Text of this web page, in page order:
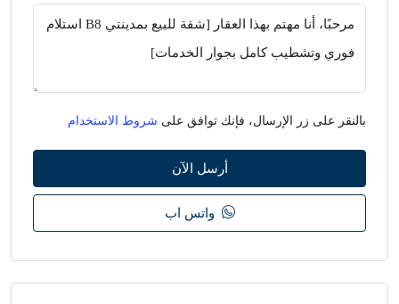
بالنقر على زر الإرسال، فإنك توافق على شروط الاستخدام
أرسل الآن
واتس اب